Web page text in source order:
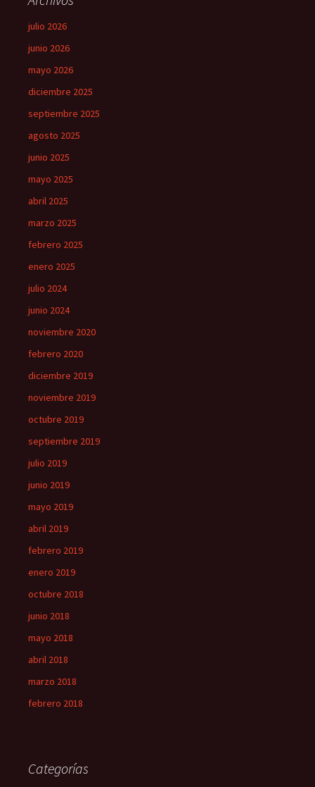
julio 2026
junio 2026
mayo 2026
diciembre 2025
septiembre 2025
agosto 2025
junio 2025
mayo 2025
abril 2025
marzo 2025
febrero 2025
enero 2025
julio 2024
junio 2024
noviembre 2020
febrero 2020
diciembre 2019
noviembre 2019
octubre 2019
septiembre 2019
julio 2019
junio 2019
mayo 2019
abril 2019
febrero 2019
enero 2019
octubre 2018
junio 2018
mayo 2018
abril 2018
marzo 2018
febrero 2018
Categorías